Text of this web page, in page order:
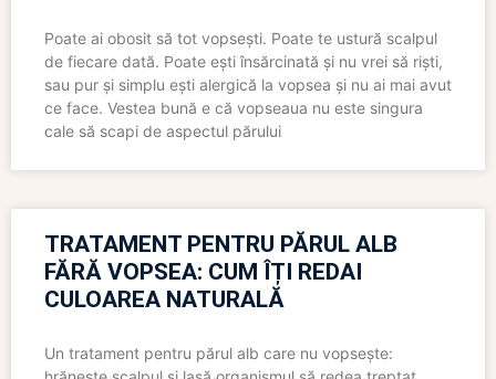
Poate ai obosit să tot vopsești. Poate te ustură scalpul
de fiecare dată. Poate ești însărcinată și nu vrei să riști,
sau pur și simplu ești alergică la vopsea și nu ai mai avut
ce face. Vestea bună e că vopseaua nu este singura
cale să scapi de aspectul părului
TRATAMENT PENTRU PĂRUL ALB
FĂRĂ VOPSEA: CUM ÎȚI REDAI
CULOAREA NATURALĂ
Un tratament pentru părul alb care nu vopsește: